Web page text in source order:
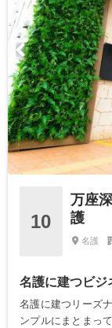
10
万座
護
名護
名護に建つビジ
名護に建つリーズ
ンプルにまとまっ